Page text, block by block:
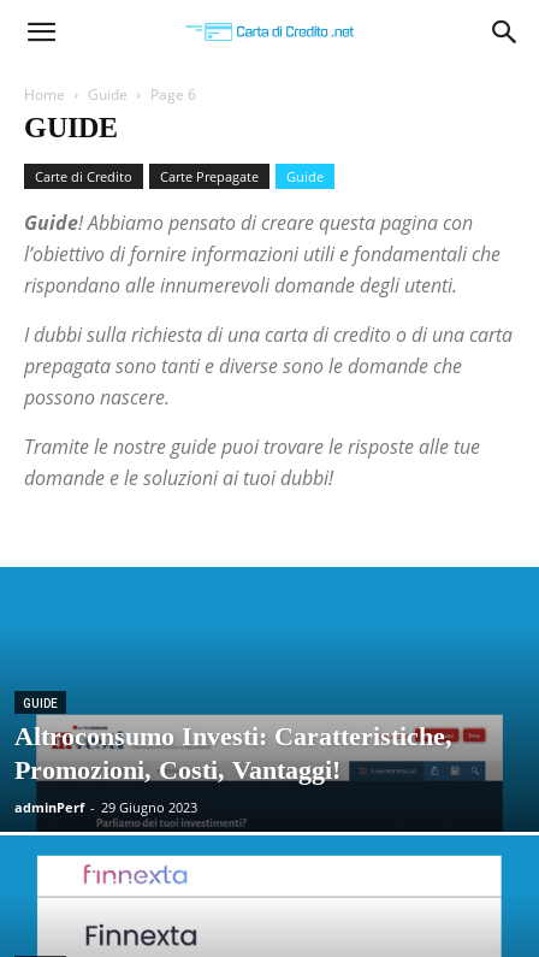
Carta
Home Guide Page 6
GUIDE
Carte di Credito Carte Prepagate Guide
Guide! Abbiamo pensato di creare questa pagina con
l’obiettivo di fornire informazioni utili e fondamentali che
rispondano alle innumerevoli domande degli utenti.
I dubbi sulla richiesta di una carta di credito o di una carta
prepagata sono tanti e diverse sono le domande che
possono nascere.
Tramite le nostre guide puoi trovare le risposte alle tue
domande e le soluzioni ai tuoi dubbi!
GUIDE
Altroconsumo Investi: Caratteristiche,
Promozioni, Costi, Vantaggi!
adminPerf - 29 Giugno 2023